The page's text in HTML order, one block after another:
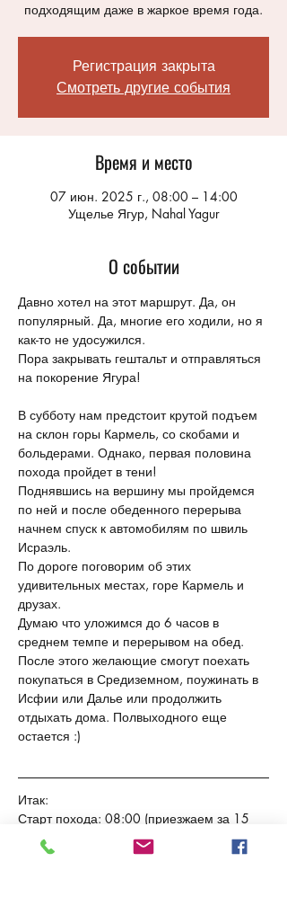
подходящим даже в жаркое время года.
Регистрация закрыта
Смотреть другие события
Время и место
07 июн. 2025 г., 08:00 – 14:00
Ущелье Ягур, Nahal Yagur
О событии
Давно хотел на этот маршрут. Да, он
популярный. Да, многие его ходили, но я
как-то не удосужился.
Пора закрывать гештальт и отправляться
на покорение Ягура!
В субботу нам предстоит крутой подъем
на склон горы Кармель, со скобами и
больдерами. Однако, первая половина
похода пройдет в тени!
Поднявшись на вершину мы пройдемся
по ней и после обеденного перерыва
начнем спуск к автомобилям по швиль
Исраэль.
По дороге поговорим об этих
удивительных местах, горе Кармель и
друзах.
Думаю что уложимся до 6 часов в
среднем темпе и перерывом на обед.
После этого желающие смогут поехать
покупаться в Средиземном, поужинать в
Исфии или Далье или продолжить
отдыхать дома. Полвыходного еще
остается :)
Итак:
Старт похода: 08:00 (приезжаем за 15
минут, опаздывающие будут догонять)
Финиш: 13:30 (+\- полчаса)